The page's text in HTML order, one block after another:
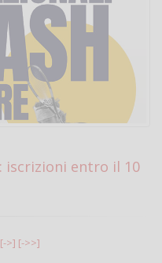
iscrizioni entro il 10
[->] [->>]